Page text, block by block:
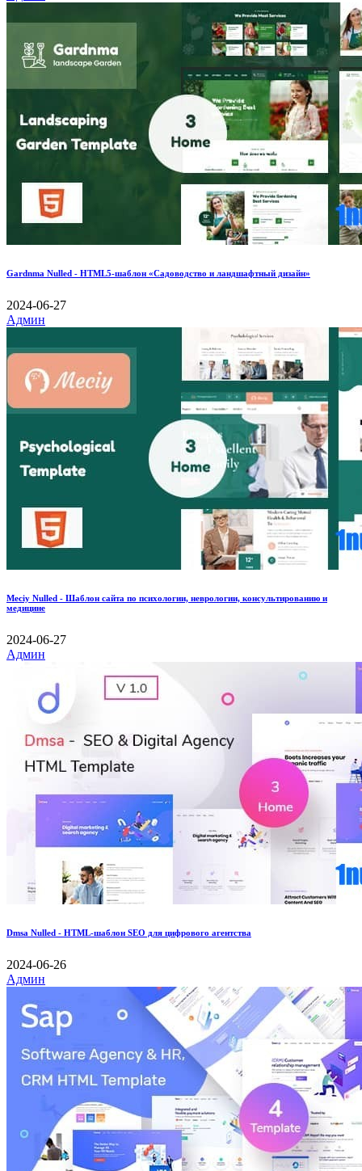
Gardnma Nulled - HTML5-шаблон «Садоводство и ландшафтный дизайн»
2024-06-27
Админ
Meciy Nulled - Шаблон сайта по психологии, неврологии, консультированию и
медицине
2024-06-27
Админ
Dmsa Nulled - HTML-шаблон SEO для цифрового агентства
2024-06-26
Админ